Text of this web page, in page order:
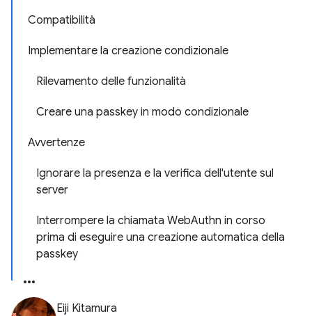
Compatibilità
Implementare la creazione condizionale
Rilevamento delle funzionalità
Creare una passkey in modo condizionale
Avvertenze
Ignorare la presenza e la verifica dell'utente sul
server
Interrompere la chiamata WebAuthn in corso
prima di eseguire una creazione automatica della
passkey
Eiji Kitamura